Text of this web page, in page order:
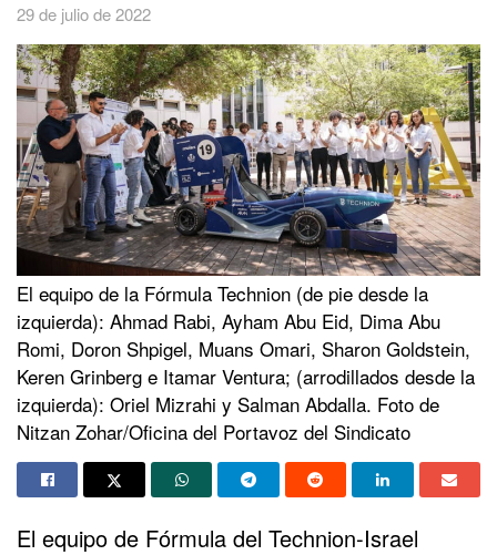
29 de julio de 2022
El equipo de la Fórmula Technion (de pie desde la
izquierda): Ahmad Rabi, Ayham Abu Eid, Dima Abu
Romi, Doron Shpigel, Muans Omari, Sharon Goldstein,
Keren Grinberg e Itamar Ventura; (arrodillados desde la
izquierda): Oriel Mizrahi y Salman Abdalla. Foto de
Nitzan Zohar/Oficina del Portavoz del Sindicato
El equipo de Fórmula del Technion-Israel